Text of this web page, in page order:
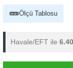
Ölçü Tablosu
Havale/EFT ile